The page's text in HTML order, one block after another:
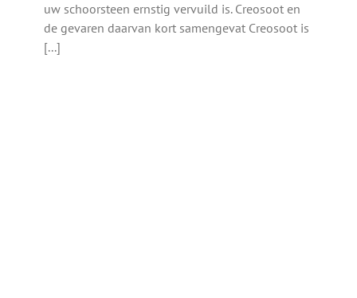
uw schoorsteen ernstig vervuild is. Creosoot en
de gevaren daarvan kort samengevat Creosoot is
[...]